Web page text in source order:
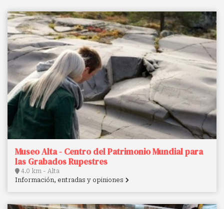
Museo Alta - Centro del Patrimonio Mundial para
las Grabados Rupestres
4.0 km - Alta
Información, entradas y opiniones